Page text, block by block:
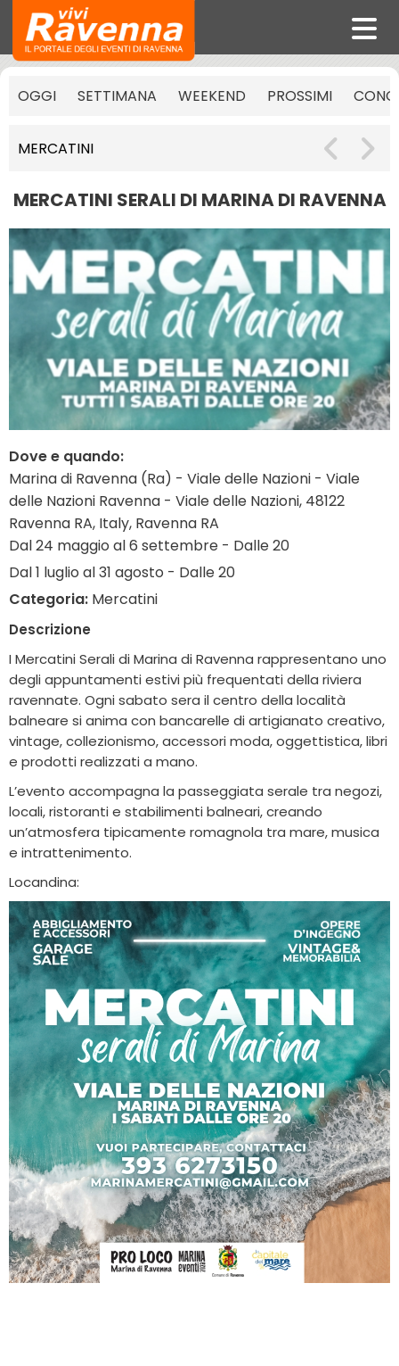
OGGI SETTIMANA WEEKEND PROSSIMI
MERCATINI
MERCATINI SERALI DI MARINA DI RAVENNA
Dove e quando:
Marina di Ravenna (Ra) - Viale delle Nazioni - Viale
delle Nazioni Ravenna - Viale delle Nazioni, 48122
Ravenna RA, Italy, Ravenna RA
Dal 24 maggio al 6 settembre - Dalle 20
Dal 1 luglio al 31 agosto - Dalle 20
Categoria: Mercatini
Descrizione
I Mercatini Serali di Marina di Ravenna rappresentano uno
degli appuntamenti estivi più frequentati della riviera
ravennate. Ogni sabato sera il centro della località
balneare si anima con bancarelle di artigianato creativo,
vintage, collezionismo, accessori moda, oggettistica, libri
e prodotti realizzati a mano.
L’evento accompagna la passeggiata serale tra negozi,
locali, ristoranti e stabilimenti balneari, creando
un’atmosfera tipicamente romagnola tra mare, musica
e intrattenimento.
Locandina: